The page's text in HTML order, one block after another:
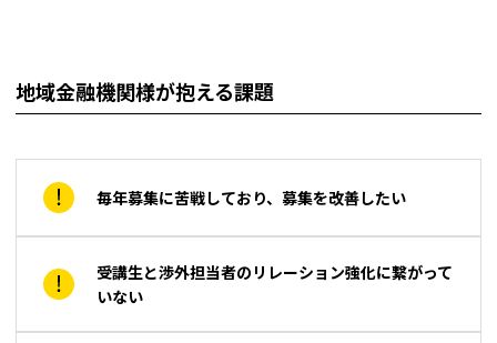
地域金融機関様が抱える課題
毎年募集に苦戦しており、募集を改善したい
受講生と渉外担当者のリレーション強化に繋がって
いない